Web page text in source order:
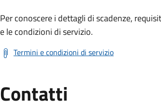
Per conoscere i dettagli di scadenze,
e le condizioni di servizio.
Termini e condizioni di servizio
Contatti